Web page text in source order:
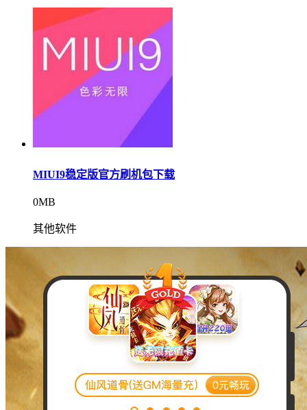
MIUI9稳定版官方刷机包下载
0MB
其他软件